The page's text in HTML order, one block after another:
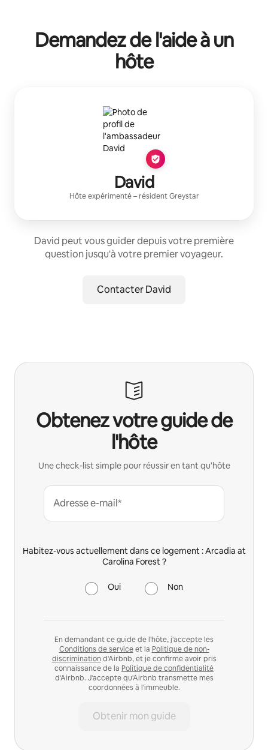
Demandez de l'aide à un
hôte
David
Hôte expérimenté– résidentGreystar
David peut vous guider depuis votre première
question jusqu'à votre premier voyageur.
Contacter David
Obtenez votre guide de
l'hôte
Une check-list simple pour réussir en tant qu'hôte
Adresse e-mail*
Habitez-vous actuellement dans ce logement : Arcadia at
Carolina Forest ?
Oui Non
En demandant ce guide de l'hôte, j'accepte les
Conditions de serviceet la Politique de non-
discrimination d'Airbnb, et je confirme avoir pris
connaissance de la Politique de confidentialité
d'Airbnb. J'accepte qu'Airbnb transmette mes
coordonnées à l'immeuble.
Obtenir mon guide